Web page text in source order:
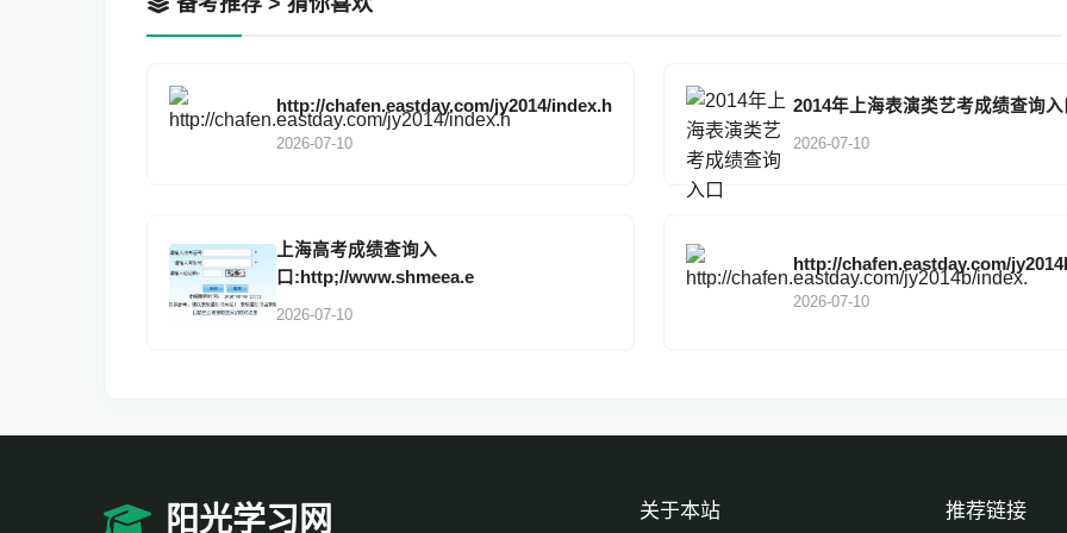
http://chafen.eastday.com/jy2014/index.h
2026-07-10
2014年上海表演类艺考成绩查询入
2026-07-10
上海高考成绩查询入
口:http;//www.shmeea.e
2026-07-10
http://chafen.eastday.com/
2026-07-10
阳光学习网 关于本站 推荐链接